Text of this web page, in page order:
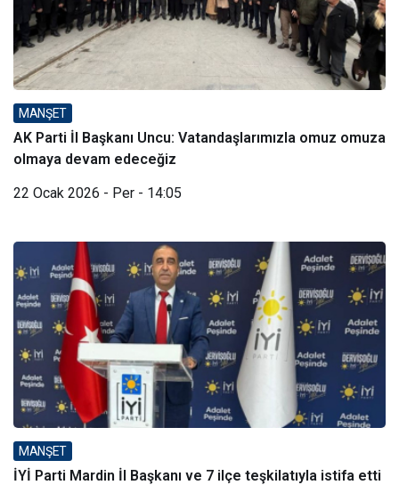
MANŞET
AK Parti İl Başkanı Uncu: Vatandaşlarımızla omuz omuza
olmaya devam edeceğiz
22 Ocak 2026 - Per - 14:05
MANŞET
İYİ Parti Mardin İl Başkanı ve 7 ilçe teşkilatıyla istifa etti